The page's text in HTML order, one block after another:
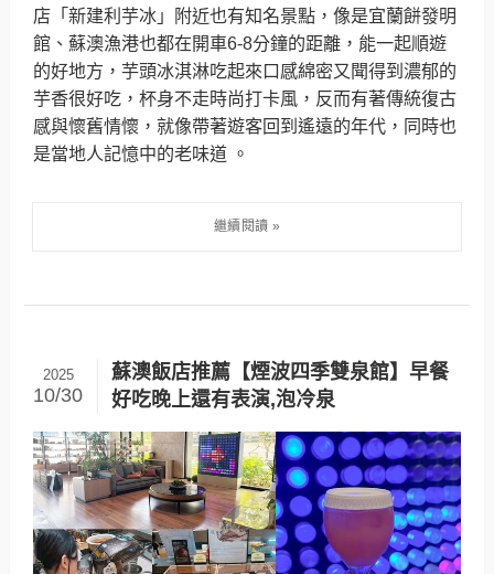
店「新建利芋冰」附近也有知名景點，像是宜蘭餅發明
館、蘇澳漁港也都在開車6-8分鐘的距離，能一起順遊
的好地方，芋頭冰淇淋吃起來口感綿密又聞得到濃郁的
芋香很好吃，杯身不走時尚打卡風，反而有著傳統復古
感與懷舊情懷，就像帶著遊客回到遙遠的年代，同時也
是當地人記憶中的老味道 。
蘇澳飯店推薦【煙波四季雙泉館】早餐
好吃晚上還有表演,泡冷泉
2025
10/30